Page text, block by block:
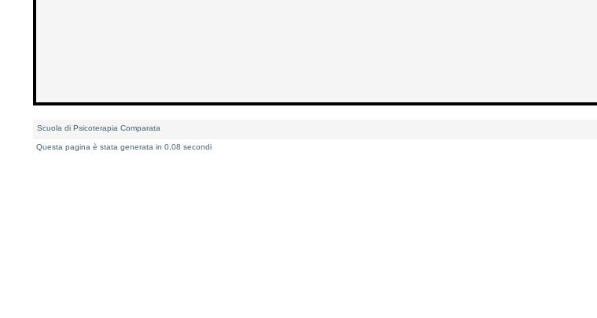
Scuola di Psicoterapia Comparata
Questa pagina è stata generata in 0,08 secondi